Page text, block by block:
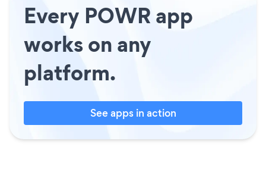
Every POWR app
works on any
platform.
See apps in action